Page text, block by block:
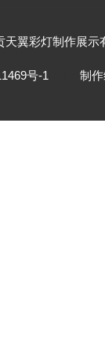
天翼彩灯制作展示
号-1 制